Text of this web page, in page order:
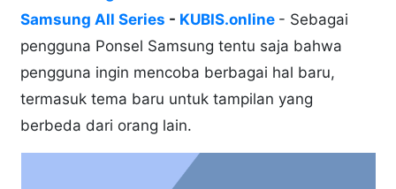
Samsung All Series - KUBIS.online - Sebagai
pengguna Ponsel Samsung tentu saja bahwa
pengguna ingin mencoba berbagai hal baru,
termasuk tema baru untuk tampilan yang
berbeda dari orang lain.